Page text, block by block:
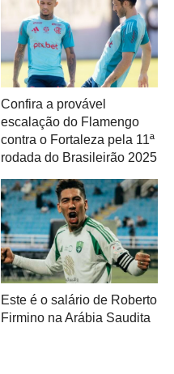
Confira a provável
escalação do Flamengo
contra o Fortaleza pela 11ª
rodada do Brasileirão 2025
Este é o salário de Roberto
Firmino na Arábia Saudita